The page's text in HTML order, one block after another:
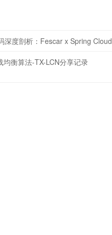
深度剖析：Fescar x Spring Cloud
衡算法-TX-LCN分享记录